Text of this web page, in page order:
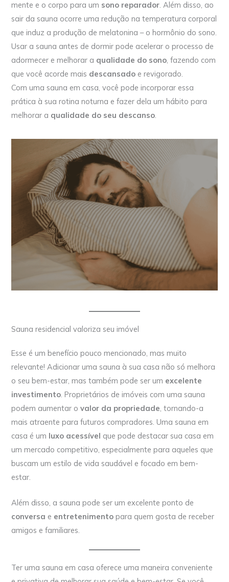
mente e o corpo para um sono reparador. Além disso, ao
sair da sauna ocorre uma redução na temperatura corporal
que induz a produção de melatonina – o hormônio do sono.
Usar a sauna antes de dormir pode acelerar o processo de
adormecer e melhorar a qualidade do sono, fazendo com
que você acorde mais descansado e revigorado.
Com uma sauna em casa, você pode incorporar essa
prática à sua rotina noturna e fazer dela um hábito para
melhorar a qualidade do seu descanso.
Sauna residencial valoriza seu imóvel
Esse é um benefício pouco mencionado, mas muito
relevante! Adicionar uma sauna à sua casa não só melhora
o seu bem-estar, mas também pode ser um excelente
investimento. Proprietários de imóveis com uma sauna
podem aumentar ovalor da propriedade, tornando-a
mais atraente para futuros compradores. Uma sauna em
casa é um luxo acessível que pode destacar sua casa em
um mercado competitivo, especialmente para aqueles que
buscam um estilo de vida saudável e focado em bem-
estar.
Além disso, a sauna pode ser um excelente ponto de
conversa e entretenimento para quem gosta de receber
amigos e familiares.
Ter uma sauna em casa oferece uma maneira conveniente